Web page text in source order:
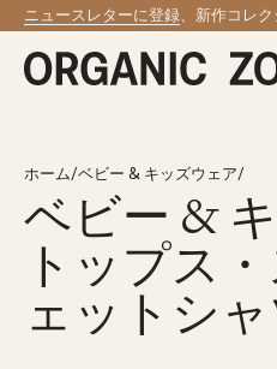
ニュースレターに登録、新作コレ
ホーム/ベビー & キッズウェア/
ベビー &
トップス
ェットシ